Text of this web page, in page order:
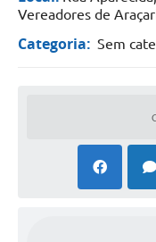
Vereadores de
Categoria: Sem